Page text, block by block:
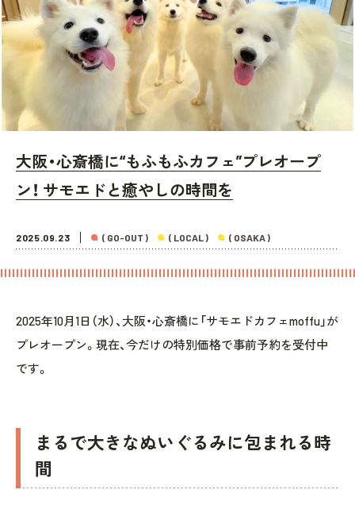
大阪・心斎橋に“もふもふカフェ”プレオープ
ン！ サモエドと癒やしの時間を
2025.09.23 ( GO-OUT ) ( LOCAL ) ( OSAKA )
2025年10月1日（水）、大阪・心斎橋に「サモエドカフェmoffu」が
プレオープン。現在、今だけの特別価格で事前予約を受付中
です。
まるで大きなぬいぐるみに包まれる時
間